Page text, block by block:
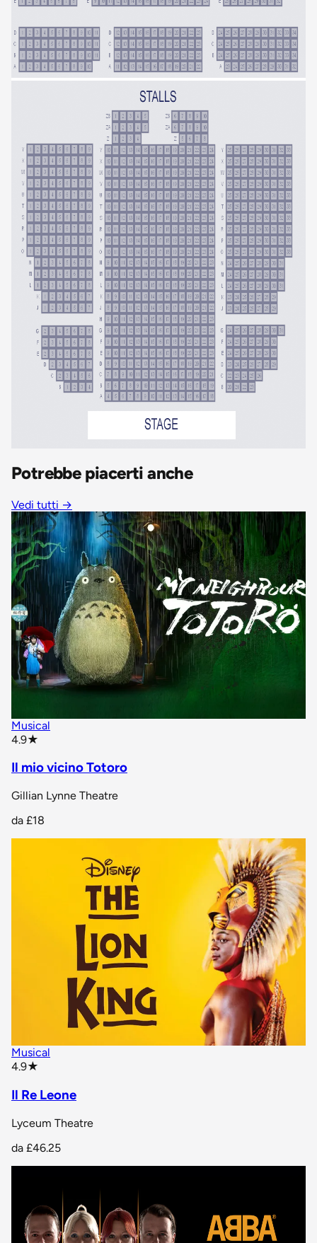
Potrebbe piacerti anche
Vedi tutti →
Musical
4.9★
Il mio vicino Totoro
Gillian Lynne Theatre
da £18
Musical
4.9★
Il Re Leone
Lyceum Theatre
da £46.25